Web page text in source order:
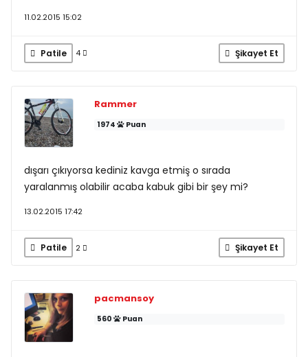
11.02.2015 15:02
Patile 4 Şikayet Et
Rammer
1974 Puan
dışarı çıkıyorsa kediniz kavga etmiş o sırada
yaralanmış olabilir acaba kabuk gibi bir şey mi?
13.02.2015 17:42
Patile 2 Şikayet Et
pacmansoy
560 Puan